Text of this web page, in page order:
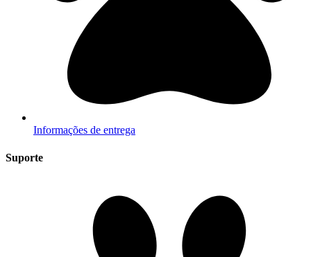
Informações de entrega
Suporte